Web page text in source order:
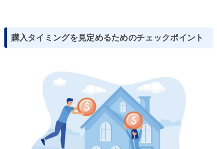
購入タイミングを見定めるためのチェックポイント